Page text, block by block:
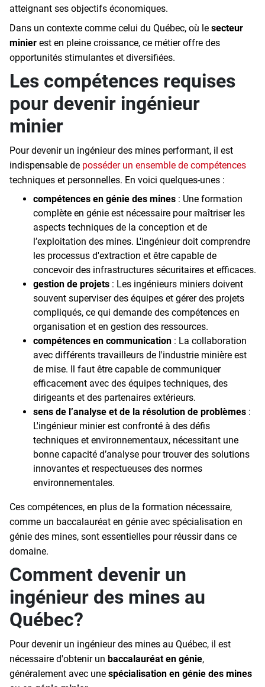
atteignant ses objectifs économiques.
Dans un contexte comme celui du Québec, où le secteur
minier est en pleine croissance, ce métier offre des
opportunités stimulantes et diversifiées.
Les compétences requises
pour devenir ingénieur
minier
Pour devenir un ingénieur des mines performant, il est
indispensable de posséder un ensemble de compétences
techniques et personnelles. En voici quelques-unes :
compétences en génie des mines : Une formation
complète en génie est nécessaire pour maîtriser les
aspects techniques de la conception et de
l’exploitation des mines. L'ingénieur doit comprendre
les processus d'extraction et être capable de
concevoir des infrastructures sécuritaires et efficaces.
gestion de projets : Les ingénieurs miniers doivent
souvent superviser des équipes et gérer des projets
compliqués, ce qui demande des compétences en
organisation et en gestion des ressources.
compétences en communication : La collaboration
avec différents travailleurs de l'industrie minière est
de mise. Il faut être capable de communiquer
efficacement avec des équipes techniques, des
dirigeants et des partenaires extérieurs.
sens de l’analyse et de la résolution de problèmes :
L'ingénieur minier est confronté à des défis
techniques et environnementaux, nécessitant une
bonne capacité d’analyse pour trouver des solutions
innovantes et respectueuses des normes
environnementales.
Ces compétences, en plus de la formation nécessaire,
comme un baccalauréat en génie avec spécialisation en
génie des mines, sont essentielles pour réussir dans ce
domaine.
Comment devenir un
ingénieur des mines au
Québec?
Pour devenir un ingénieur des mines au Québec, il est
nécessaire d'obtenir un baccalauréat en génie,
généralement avec une spécialisation en génie des mines